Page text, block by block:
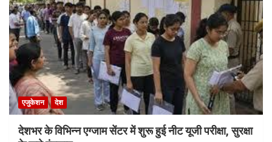
एजुकेशन देश
देशभर के विभिन्न एग्जाम सेंटर में शुरू हुई नीट यूजी परीक्षा, सुरक्षा